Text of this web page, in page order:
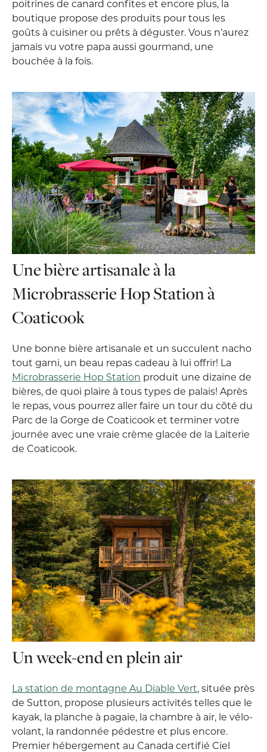
poitrines de canard confites et encore plus, la
boutique propose des produits pour tous les
goûts à cuisiner ou prêts à déguster. Vous n’aurez
jamais vu votre papa aussi gourmand, une
bouchée à la fois.
Une bière artisanale à la
Microbrasserie Hop Station à
Coaticook
Une bonne bière artisanale et un succulent nacho
tout garni, un beau repas cadeau à lui offrir! La
Microbrasserie Hop Station produit une dizaine de
bières, de quoi plaire à tous types de palais! Après
le repas, vous pourrez aller faire un tour du côté du
Parc de la Gorge de Coaticook et terminer votre
journée avec une vraie crème glacée de la Laiterie
de Coaticook.
Un week-end en plein air
La station de montagne Au Diable Vert, située près
de Sutton, propose plusieurs activités telles que le
kayak, la planche à pagaie, la chambre à air, le vélo-
volant, la randonnée pédestre et plus encore.
Premier hébergement au Canada certifié Ciel